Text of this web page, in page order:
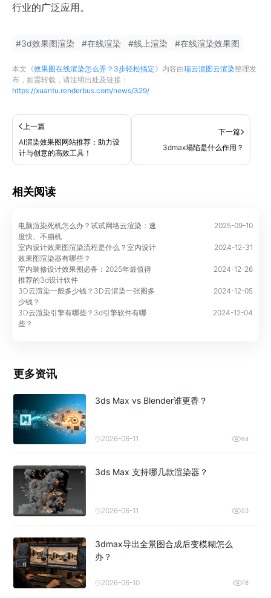
行业的广泛应用。
#3d效果图渲染 #在线渲染 #线上渲染 #在线渲染效果图
本文《效果图在线渲染怎么弄？3步轻松搞定》内容由瑞云渲图云渲染整理发
布，如需转载，请注明出处及链接：
https://xuantu.renderbus.com/news/329/
上一篇
AI渲染效果图网站推荐：助力设
计与创意的高效工具！
下一篇
3dmax塌陷是什么作用？
相关阅读
电脑渲染死机怎么办？试试网络云渲染：速
度快、不崩机
2025-09-10
室内设计效果图渲染流程是什么？室内设计
效果图渲染器有哪些？
2024-12-31
室内装修设计效果图必备：2025年最值得
推荐的3d设计软件
2024-12-26
3D云渲染一般多少钱？3D云渲染一张图多
少钱？
2024-12-05
3D云渲染引擎有哪些？3d引擎软件有哪
些？
2024-12-04
更多资讯
3ds Max vs Blender谁更香？
2026-06-11 64
3ds Max 支持哪几款渲染器？
2026-06-11 53
3dmax导出全景图合成后变模糊怎么
办？
2026-06-10 18